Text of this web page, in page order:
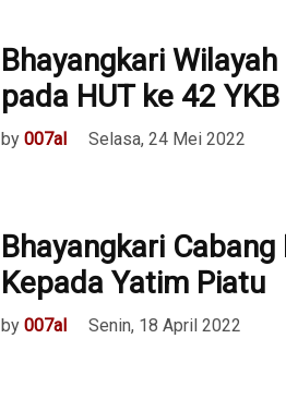
Bhayangkari
pada HUT ke 42 YKB
by 007al Selasa, 24 Mei 2022
Bhayangkari
Kepada Yatim Piatu
by 007al Senin, 18 April 2022